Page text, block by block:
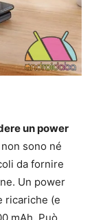
un power
sono né
da fornire
Un power
ricariche (e